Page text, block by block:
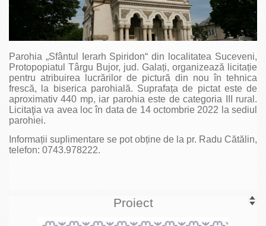
Parohia „Sfântul Ierarh Spiridon“ din localitatea Suceveni,
Protopopiatul Târgu Bujor, jud. Galați, organizează licitație
pentru atribuirea lucrărilor de pictură din nou în tehnica
frescă, la biserica parohială. Suprafața de pictat este de
aproximativ 440 mp, iar parohia este de categoria III rural.
Licitaţia va avea loc în data de 14 octombrie 2022 la sediul
parohiei.
Informații suplimentare se pot obține de la pr. Radu Cătălin,
telefon: 0743.978222.
Proiect